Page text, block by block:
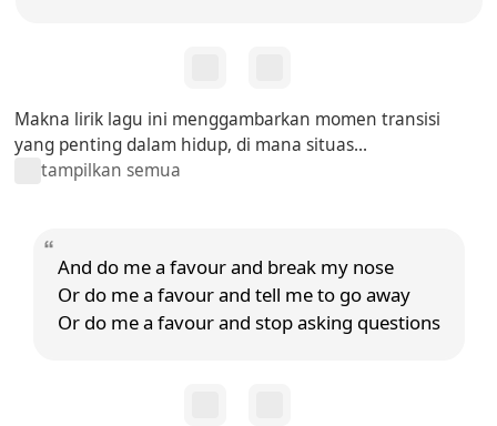
Makna lirik lagu ini menggambarkan momen transisi
yang penting dalam hidup, di mana situas...
tampilkan semua
And do me a favour and break my nose
Or do me a favour and tell me to go away
Or do me a favour and stop asking questions